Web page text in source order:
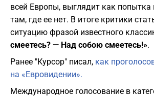
всей Европы, выглядит как попытка
там, где ее нет. В итоге критики
ситуацию фразой известного
смеетесь? — Над собою смеетесь!».
Ранее "Курсор" писал, как
на «Евровидении».
Международное голосование в